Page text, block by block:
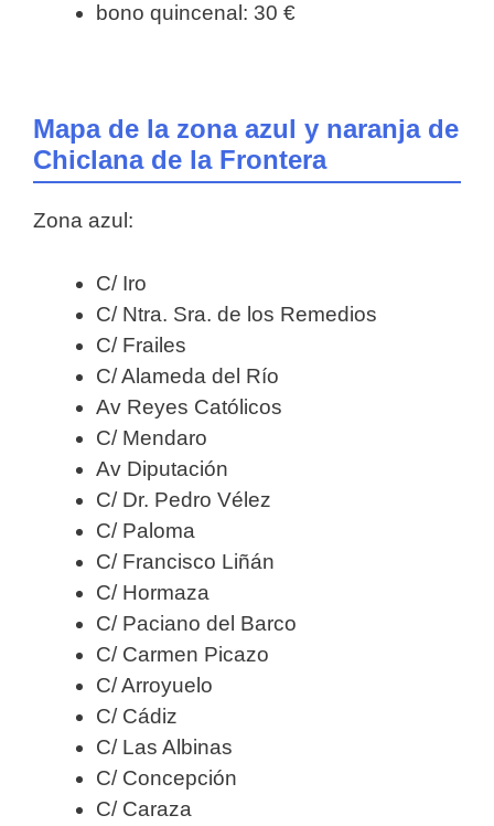
bono quincenal: 30 €
Mapa de la zona azul y naranja de
Chiclana de la Frontera
Zona azul:
C/ Iro
C/ Ntra. Sra. de los Remedios
C/ Frailes
C/ Alameda del Río
Av Reyes Católicos
C/ Mendaro
Av Diputación
C/ Dr. Pedro Vélez
C/ Paloma
C/ Francisco Liñán
C/ Hormaza
C/ Paciano del Barco
C/ Carmen Picazo
C/ Arroyuelo
C/ Cádiz
C/ Las Albinas
C/ Concepción
C/ Caraza